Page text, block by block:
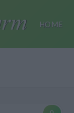
HOME